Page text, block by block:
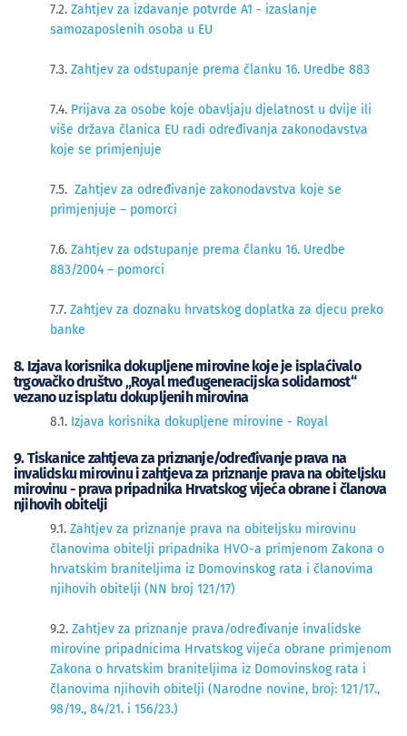
7.2. Zahtjev za izdavanje potvrde A1 - izaslanje
samozaposlenih osoba u EU
7.3. Zahtjev za odstupanje prema članku 16. Uredbe 883
7.4. Prijava za osobe koje obavljaju djelatnost u dvije ili
više država članica EU radi određivanja zakonodavstva
koje se primjenjuje
7.5. Zahtjev za određivanje zakonodavstva koje se
primjenjuje – pomorci
7.6. Zahtjev za odstupanje prema članku 16. Uredbe
883/2004 – pomorci
7.7. Zahtjev za doznaku hrvatskog doplatka za djecu preko
banke
8. Izjava korisnika dokupljene mirovine koje je isplaćivalo
trgovačko društvo „Royal međugeneracijska solidarnost“
vezano uz isplatu dokupljenih mirovina
8.1. Izjava korisnika dokupljene mirovine - Royal
9. Tiskanice zahtjeva za priznanje/određivanje prava na
invalidsku mirovinu i zahtjeva za priznanje prava na obiteljsku
mirovinu - prava pripadnika Hrvatskog vijeća obrane i članova
njihovih obitelji
9.1. Zahtjev za priznanje prava na obiteljsku mirovinu
članovima obitelji pripadnika HVO-a primjenom Zakona o
hrvatskim braniteljima iz Domovinskog rata i članovima
njihovih obitelji (NN broj 121/17)
9.2. Zahtjev za priznanje prava/određivanje invalidske
mirovine pripadnicima Hrvatskog vijeća obrane primjenom
Zakona o hrvatskim braniteljima iz Domovinskog rata i
članovima njihovih obitelji (Narodne novine, broj: 121/17.,
98/19., 84/21. i 156/23.)